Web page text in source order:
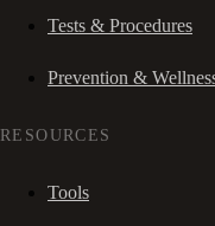
Tests & Procedures
Prevention &
RESOURCES
Tools